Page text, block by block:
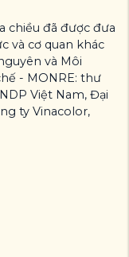
chiều đã được đưa
và cơ quan khác
và Môi
- MONRE: thư
Việt Nam, Đại
ty Vinacolor,